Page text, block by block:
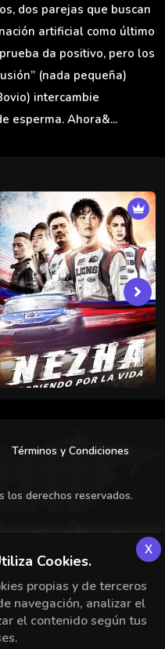
dos parejas que buscan
artificial como último
da positivo, pero los
(nada pequeña)
intercambie
esperma. Ahora&...
Términos y Condiciones
los derechos reservados.
Cookies.
propias y de terceros
navegación, analizar el
el contenido según tus
x